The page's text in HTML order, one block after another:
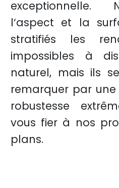
exceptionnelle.
l‘aspect et la
stratifiés les
impossibles à
naturel, mais ils
remarquer par
robustesse
vous fier à nos
plans.